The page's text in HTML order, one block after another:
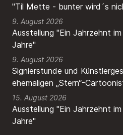
"Til Mette - bunter wird´s
9. August 2026
Ausstellung "Ein Jahrzehnt
Jahre"
9. August 2026
Signierstunde und
ehemaligen „Stern“-
15. August 2026
Ausstellung "Ein Jahrzehnt
Jahre"